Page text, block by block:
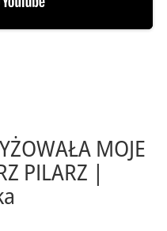
MOJE
PILARZ |